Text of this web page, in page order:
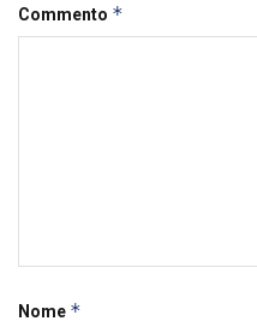
Commento *
Nome *